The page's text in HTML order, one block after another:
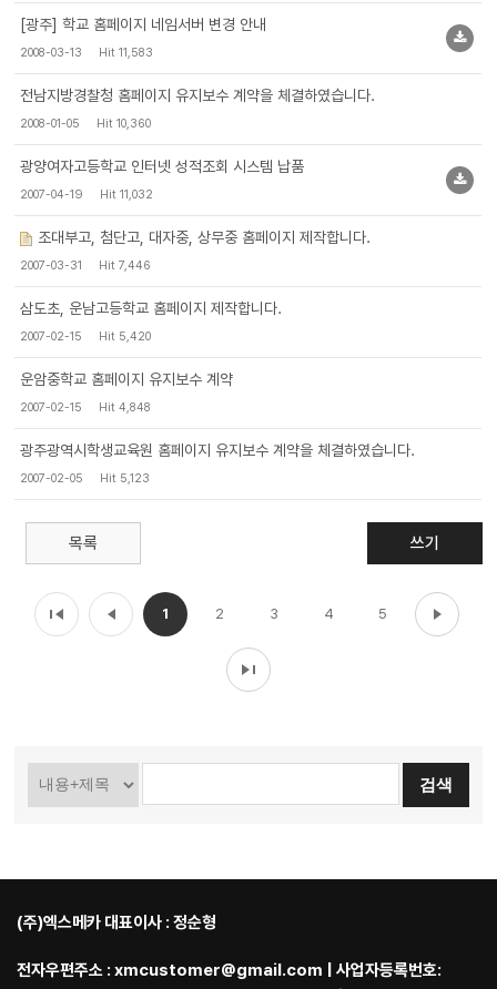
[광주] 학교 홈페이지 네임서버 변경 안내
2008-03-13 Hit 11,583
전남지방경찰청 홈페이지 유지보수 계약을 체결하였습니다.
2008-01-05 Hit 10,360
광양여자고등학교 인터넷 성적조회 시스템 납품
2007-04-19 Hit 11,032
조대부고, 첨단고, 대자중, 상무중 홈페이지 제작합니다.
2007-03-31 Hit 7,446
삼도초, 운남고등학교 홈페이지 제작합니다.
2007-02-15 Hit 5,420
운암중학교 홈페이지 유지보수 계약
2007-02-15 Hit 4,848
광주광역시학생교육원 홈페이지 유지보수 계약을 체결하였습니다.
2007-02-05 Hit 5,123
목록 쓰기
1 2 3 4 5
(주)엑스메카 대표이사 : 정순형
전자우편주소 : xmcustomer@gmail.com | 사업자등록번호: